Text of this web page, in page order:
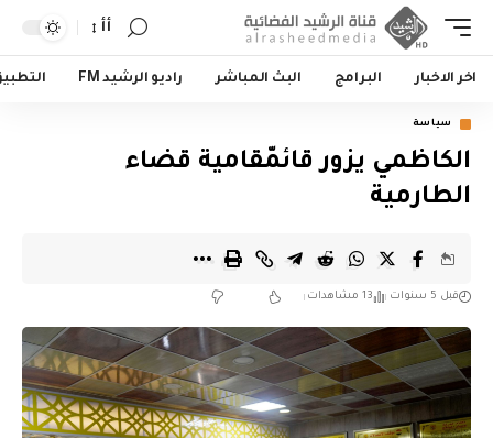
أأ
اخر الاخبار البرامج البث المباشر راديو الرشيد FM
سياسة
الكاظمي يزور قائمّقامية قضاء
الطارمية
قبل 5 سنوات 13 مشاهدات